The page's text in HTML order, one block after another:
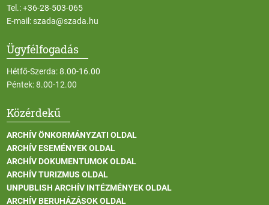
Tel.:+36-28-503-065
E-mail:szada@szada.hu
Ügyfélfogadás
Hétfő-Szerda: 8.00-16.00
Péntek: 8.00-12.00
Közérdekű
ARCHÍV ÖNKORMÁNYZATI OLDAL
ARCHÍV ESEMÉNYEK OLDAL
ARCHÍV DOKUMENTUMOK OLDAL
ARCHÍV TURIZMUS OLDAL
UNPUBLISH ARCHÍV INTÉZMÉNYEK OLDAL
ARCHÍV BERUHÁZÁSOK OLDAL